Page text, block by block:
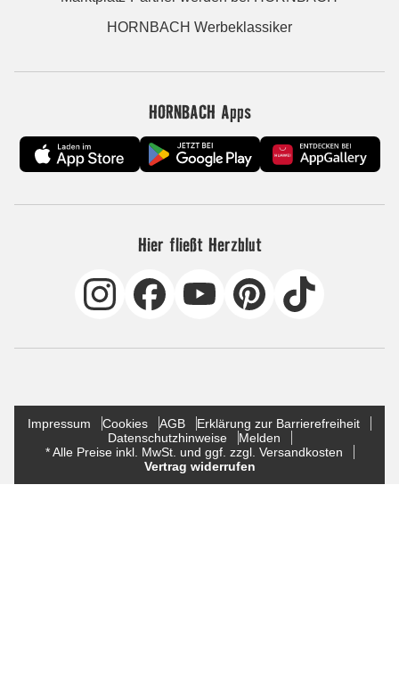
HORNBACH Werbeklassiker
HORNBACH Apps
Hier fließt Herzblut
Impressum Cookies AGB
Erklärung zur Barrierefreiheit
Datenschutzhinweise
Melden
* Alle Preise inkl. MwSt. und ggf. zzgl. Versandkosten
Vertrag widerrufen